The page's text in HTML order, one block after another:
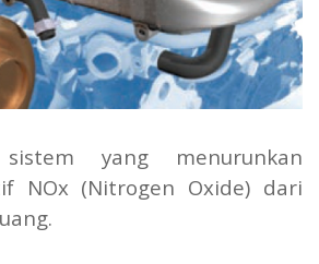
yang menurunkan
NOx (Nitrogen Oxide) dari